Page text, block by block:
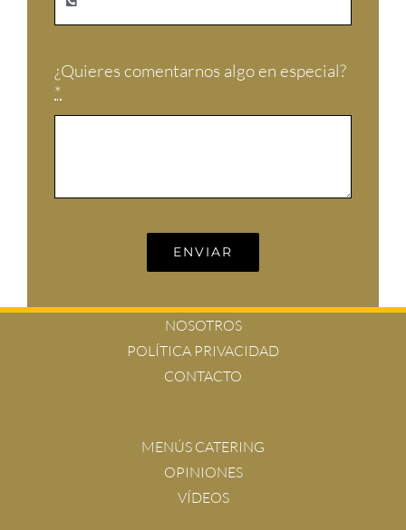
¿Quieres comentarnos algo en especial?
*
ENVIAR
NOSOTROS
POLÍTICA PRIVACIDAD
CONTACTO
MENÚS CATERING
OPINIONES
VÍDEOS